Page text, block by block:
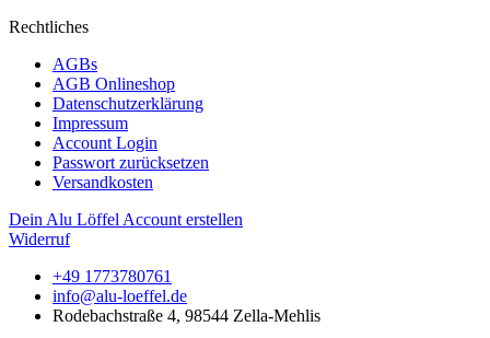
Rechtliches
AGBs
AGB Onlineshop
Datenschutzerklärung
Impressum
Account Login
Passwort zurücksetzen
Versandkosten
Dein Alu Löffel Account erstellen
Widerruf
+49 1773780761
info@alu-loeffel.de
Rodebachstraße 4, 98544 Zella-Mehlis